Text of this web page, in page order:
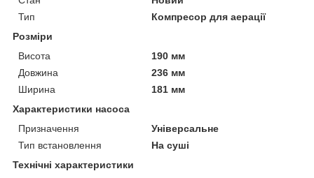
Тип
Компресор для аерації
Розміри
Висота
190 мм
Довжина
236 мм
Ширина
181 мм
Характеристики насоса
Призначення
Універсальне
Тип встановлення
На суші
Технічні характеристики